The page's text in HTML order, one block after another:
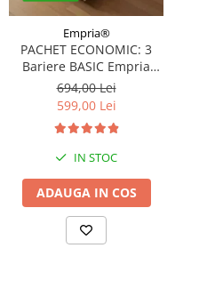
Empria®
PACHET ECONOMIC: 3
Bariere BASIC Empria
protectie pat 160X200 cm
+ bara stabilizatoare
694,00 Lei
599,00 Lei
IN STOC
ADAUGA IN COS